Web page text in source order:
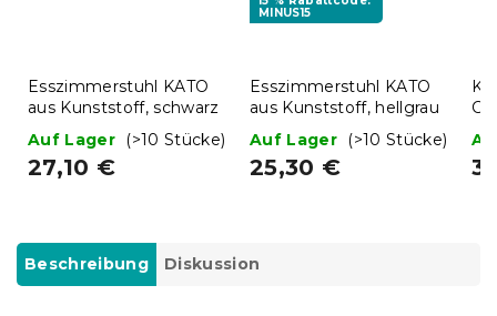
Esszimmerstuhl KATO
aus Kunststoff, schwarz
Auf Lager
(>10 Stücke)
27,10 €
MINUS15
Esszimmerstuhl KATO
aus Kunststoff, hellgrau
Auf Lager
(>10 Stücke)
25,30 €
Beschreibung Diskussion